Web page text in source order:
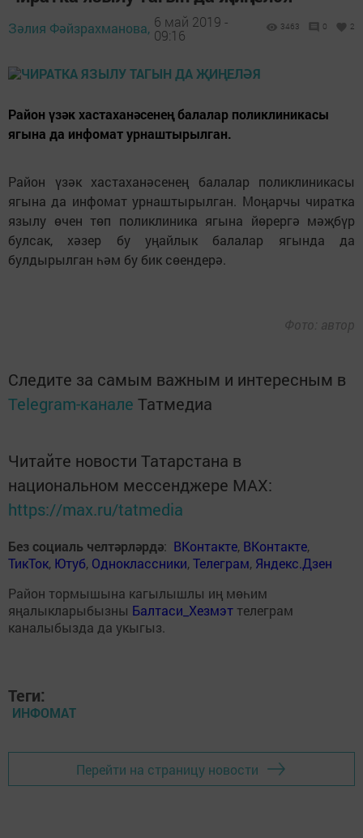
Зәлия Фәйзрахманова, 6 май 2019 -
09:16
3463 0 2
Район үзәк хастаханәсенең балалар поликлиникасы
ягына да инфомат урнаштырылган.
Район үзәк хастаханәсенең балалар поликлиникасы
ягына да инфомат урнаштырылган. Моңарчы чиратка
язылу өчен төп поликлиника ягына йөрергә мәҗбүр
булсак, хәзер бу уңайлык балалар ягында да
булдырылган һәм бу бик сөендерә.
Фото: автор
Следите за самым важным и интересным в
Telegram-канале Татмедиа
Читайте новости Татарстана в
национальном мессенджере MАХ:
https://max.ru/tatmedia
Без социаль челтәрләрдә: ВКонтакте, ВКонтакте,
ТикТок, Ютуб, Одноклассники,Телеграм, Яндекс.Дзен
Район тормышына кагылышлы иң мөһим
яңалыкларыбызны Балтаси_Хезмэт телеграм
каналыбызда да укыгыз.
Теги:
ИНФОМАТ
Перейти на страницу новости